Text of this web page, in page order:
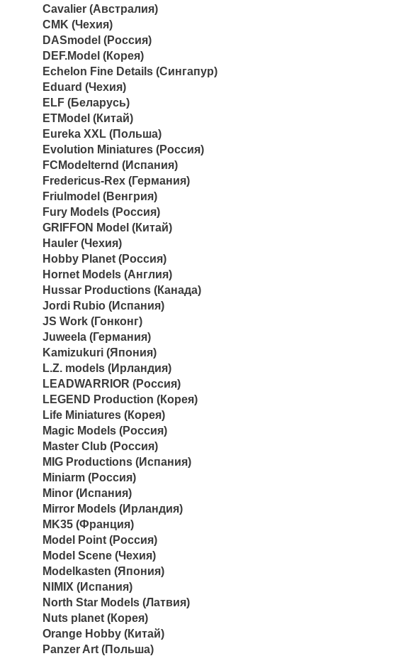
Cavalier (Австралия)
CMK (Чехия)
DASmodel (Россия)
DEF.Model (Корея)
Echelon Fine Details (Сингапур)
Eduard (Чехия)
ELF (Беларусь)
ETModel (Китай)
Eureka XXL (Польша)
Evolution Miniatures (Россия)
FCModelternd (Испания)
Fredericus-Rex (Германия)
Friulmodel (Венгрия)
Fury Models (Россия)
GRIFFON Model (Китай)
Hauler (Чехия)
Hobby Planet (Россия)
Hornet Models (Англия)
Hussar Productions (Канада)
Jordi Rubio (Испания)
JS Work (Гонконг)
Juweela (Германия)
Kamizukuri (Япония)
L.Z. models (Ирландия)
LEADWARRIOR (Россия)
LEGEND Production (Корея)
Life Miniatures (Корея)
Magic Models (Россия)
Master Club (Россия)
MIG Productions (Испания)
Miniarm (Россия)
Minor (Испания)
Mirror Models (Ирландия)
MK35 (Франция)
Model Point (Россия)
Model Scene (Чехия)
Modelkasten (Япония)
NIMIX (Испания)
North Star Models (Латвия)
Nuts planet (Корея)
Orange Hobby (Китай)
Panzer Art (Польша)